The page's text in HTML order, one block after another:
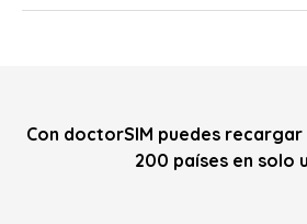
Con doctorSIM puedes recargar
200 países en solo